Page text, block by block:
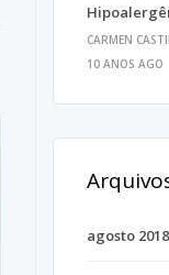
CARMEN
10 ANOS AGO
agosto 2018